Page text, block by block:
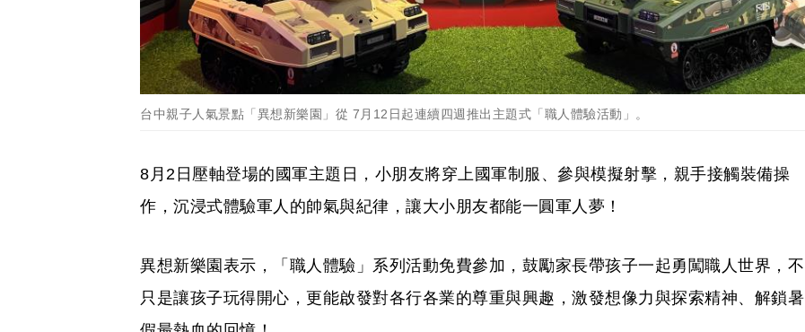
台中親子人氣景點「異想新樂園」從 7月12日起連續四週推出主題式「職人體驗活動」。
8月2日壓軸登場的國軍主題日，小朋友將穿上國軍制服、參與模擬射擊，親手接觸裝備操
作，沉浸式體驗軍人的帥氣與紀律，讓大小朋友都能一圓軍人夢！
異想新樂園表示，「職人體驗」系列活動免費參加，鼓勵家長帶孩子一起勇闖職人世界，不
只是讓孩子玩得開心，更能啟發對各行各業的尊重與興趣，激發想像力與探索精神、解鎖暑